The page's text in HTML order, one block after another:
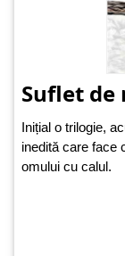
Suflet de
Inițial o trilogie,
inedită care face
omului cu calul.